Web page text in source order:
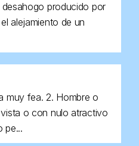
desahogo producido por
alejamiento de un
muy fea. 2. Hombre o
o con nulo atractivo
pe...